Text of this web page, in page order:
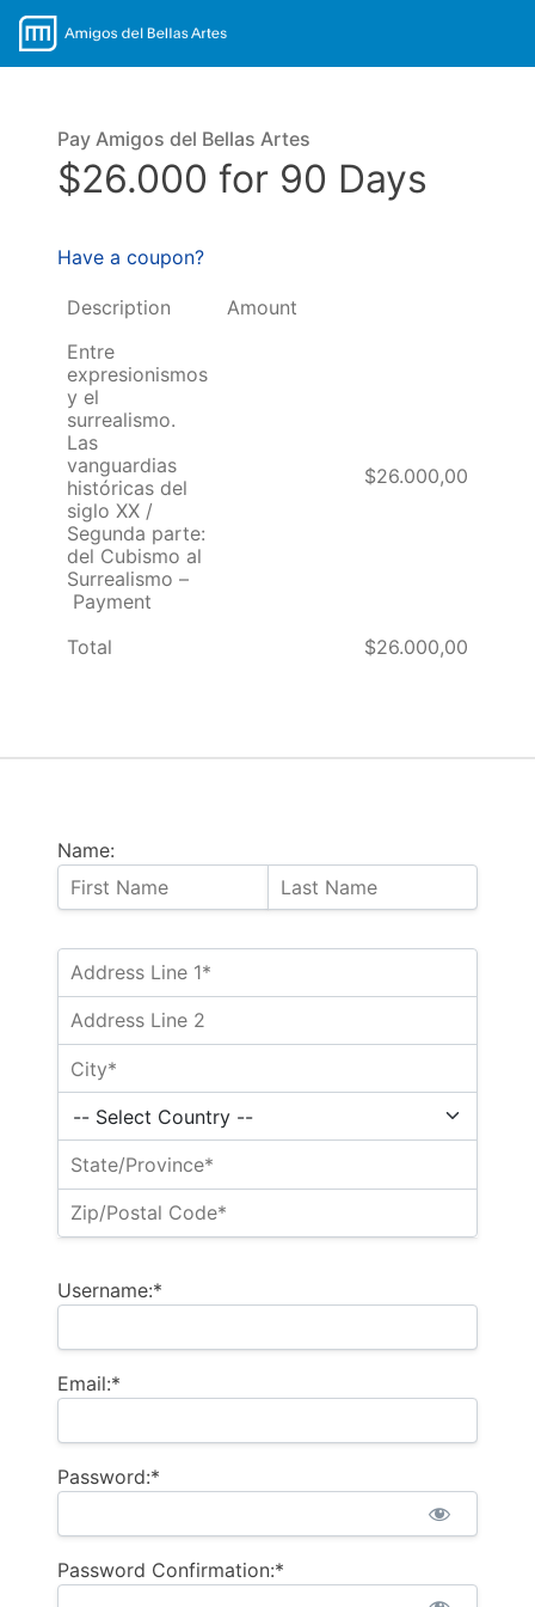
Name:
Username:*
Email:*
Password:*
Password Confirmation:*
Pay Amigos del Bellas Artes
$26.000 for 90 Days
Have a coupon?
Description
Amount
Entre
expresionismos
y el
surrealismo.
Las
vanguardias
históricas del
siglo XX /
Segunda parte:
del Cubismo al
Surrealismo –
Payment
$26.000,00
Total $26.000,00